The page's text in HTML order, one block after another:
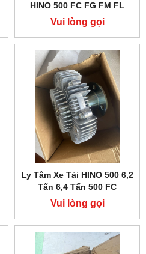
HINO 500 FC FG FM FL
Vui lòng gọi
Ly Tâm Xe Tải HINO 500 6,2
Tấn 6,4 Tấn 500 FC
Vui lòng gọi